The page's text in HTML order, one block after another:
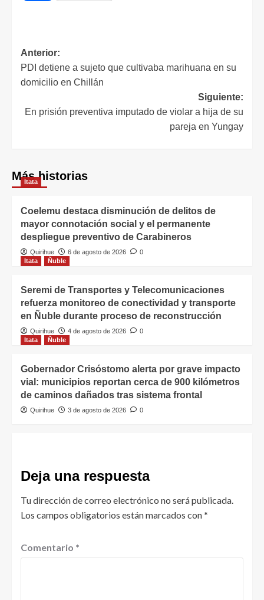
Anterior:
PDI detiene a sujeto que cultivaba marihuana en su
domicilio en Chillán
Siguiente:
En prisión preventiva imputado de violar a hija de su
pareja en Yungay
Más historias
Itata
Coelemu destaca disminución de delitos de
mayor connotación social y el permanente
despliegue preventivo de Carabineros
Quirihue 6 de agosto de 2026
0
Itata
Ñuble
Seremi de Transportes y Telecomunicaciones
refuerza monitoreo de conectividad y transporte
en Ñuble durante proceso de reconstrucción
Quirihue 4 de agosto de 2026
0
Itata
Ñuble
Gobernador Crisóstomo alerta por grave impacto
vial: municipios reportan cerca de 900 kilómetros
de caminos dañados tras sistema frontal
Quirihue 3 de agosto de 2026 0
Deja una respuesta
Tu dirección de correo electrónico no será publicada.
Los campos obligatorios están marcados con*
Comentario *